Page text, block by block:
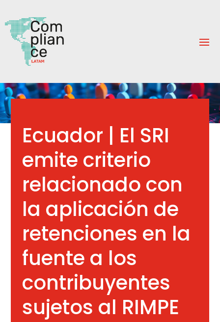
Ecuador | El SRI
emite criterio
relacionado con
la aplicación de
retenciones en la
fuente a los
contribuyentes
sujetos al RIMPE